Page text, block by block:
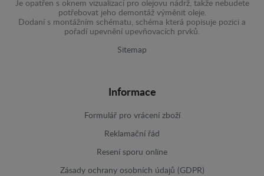
Je opatřen s oknem vizualizací pro olejovu nádrž, takže nebudete
potřebovat jeho demontáž výměnit oleje.
Dodaní s montážním schématu, schéma která popisuje pozici a
pořadí upevnění upevňovacích prvků.
Sitemap
Informace
Formulář pro vrácení zboží
Reklamační řád
Resení sporu online
Zásady ochrany osobních údajů (GDPR)